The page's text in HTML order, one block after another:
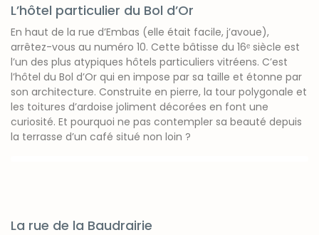
L’hôtel particulier du Bol d’Or
En haut de la rue d’Embas (elle était facile, j’avoue),
arrêtez-vous au numéro 10. Cette bâtisse du 16ᵉ siècle est
l’un des plus atypiques hôtels particuliers vitréens. C’est
l’hôtel du Bol d’Or qui en impose par sa taille et étonne par
son architecture. Construite en pierre, la tour polygonale et
les toitures d’ardoise joliment décorées en font une
curiosité. Et pourquoi ne pas contempler sa beauté depuis
la terrasse d’un café situé non loin ?
La rue de la Baudrairie